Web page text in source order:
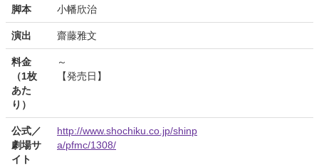
脚本 小幡欣治
演出 齋藤雅文
料金
（1枚
あた
り）
～
【発売日】
公式／
劇場サ
イト
http://www.shochiku.co.jp/shinp
a/pfmc/1308/